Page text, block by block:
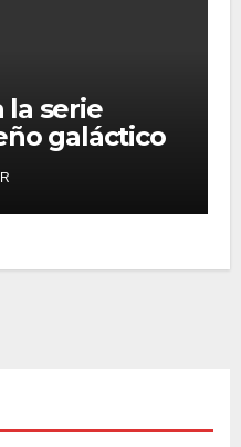
la serie
galáctico
pro 3.5x y
50